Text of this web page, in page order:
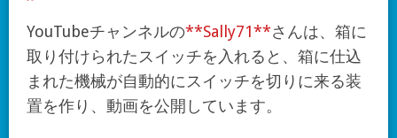
YouTubeチャンネルの**Sally71**さんは、箱に
取り付けられたスイッチを入れると、箱に仕込
まれた機械が自動的にスイッチを切りに来る装
置を作り、動画を公開しています。